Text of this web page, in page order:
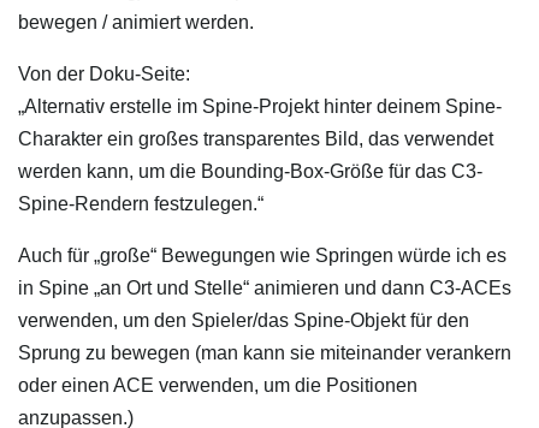
bewegen / animiert werden.
Von der Doku-Seite:
„Alternativ erstelle im Spine-Projekt hinter deinem Spine-
Charakter ein großes transparentes Bild, das verwendet
werden kann, um die Bounding-Box-Größe für das C3-
Spine-Rendern festzulegen.“
Auch für „große“ Bewegungen wie Springen würde ich es
in Spine „an Ort und Stelle“ animieren und dann C3-ACEs
verwenden, um den Spieler/das Spine-Objekt für den
Sprung zu bewegen (man kann sie miteinander verankern
oder einen ACE verwenden, um die Positionen
anzupassen.)